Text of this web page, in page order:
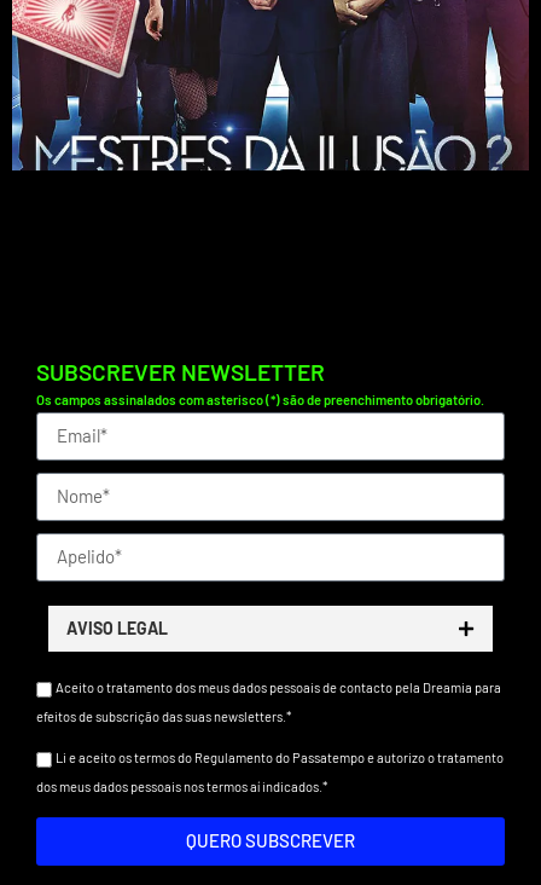
SUBSCREVER NEWSLETTER
Os campos assinalados com asterisco (*) são de preenchimento obrigatório.
AVISO LEGAL
Aceito o tratamento dos meus dados pessoais de contacto pela Dreamia para
efeitos de subscrição das suas newsletters.*
Li e aceito os termos do Regulamento do Passatempo e autorizo o tratamento
dos meus dados pessoais nos termos aí indicados.*
QUERO SUBSCREVER